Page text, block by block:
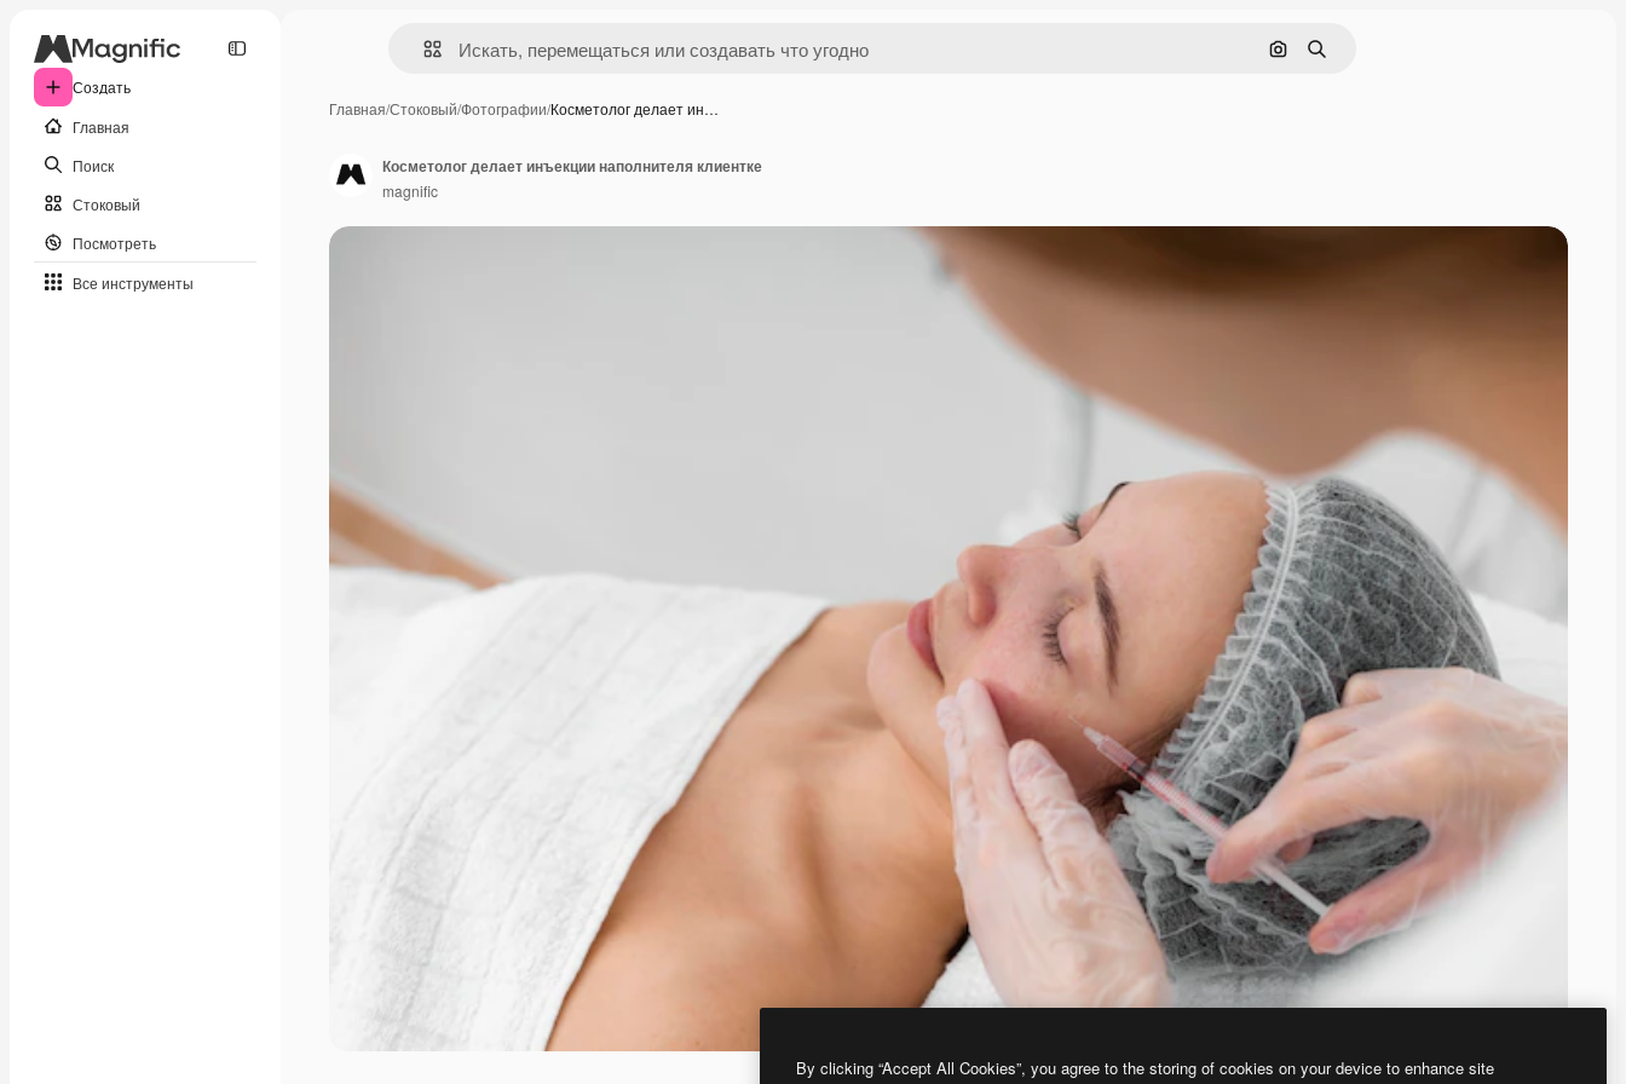
Создать
Главная
Поиск
Стоковый
Посмотреть
Все инструменты
Поиск по изображению
Поиск
Главная/Стоковый/Фотографии/Косметолог делает ин…
Косметолог делает инъекции наполнителя клиентке
magnific
By clicking “Accept All Cookies”, you agree to the storing of cookies on your device to enhance site